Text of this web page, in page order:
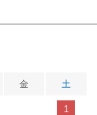
金 土
1